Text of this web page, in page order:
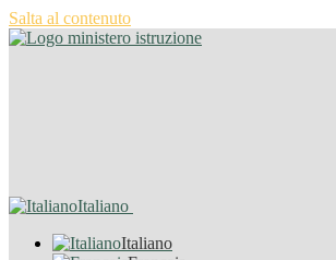
Salta al contenuto
Italiano
Italiano